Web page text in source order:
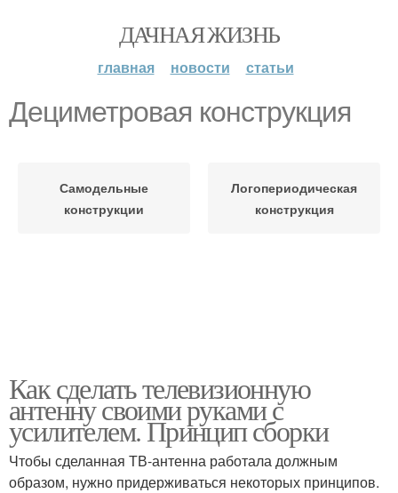
ДАЧНАЯ ЖИЗНЬ
главная новости статьи
Дециметровая конструкция
Самодельные
конструкции
Логопериодическая
конструкция
Как сделать телевизионную
антенну своими руками с
усилителем. Принцип сборки
Чтобы сделанная ТВ-антенна работала должным
образом, нужно придерживаться некоторых принципов.